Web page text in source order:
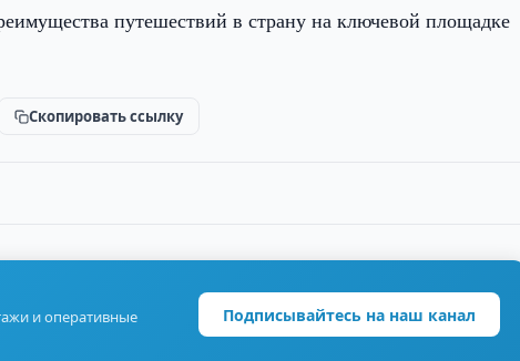
путешествий в страну на ключевой площадке
Скопировать ссылку
и оперативные
Подписывайтесь на наш канал